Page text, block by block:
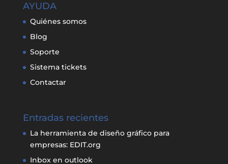
AYUDA
Quiénes somos
Blog
Soporte
Sistema tickets
Contactar
Entradas recientes
La herramienta de diseño gráfico para
empresas: EDIT.org
Inbox en outlook